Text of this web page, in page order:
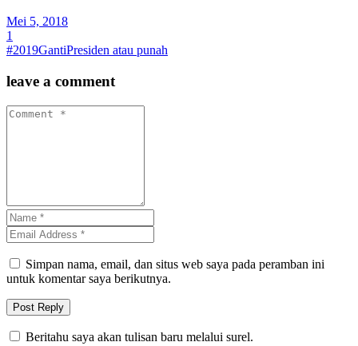
Mei 5, 2018
1
#2019GantiPresiden atau punah
leave a comment
Simpan nama, email, dan situs web saya pada peramban ini
untuk komentar saya berikutnya.
Beritahu saya akan tulisan baru melalui surel.